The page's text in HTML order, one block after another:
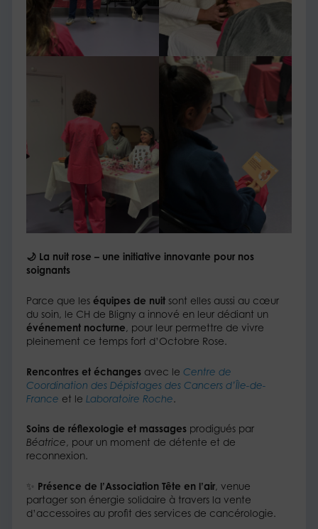
🌙 La nuit rose – une initiative innovante pour nos
soignants
Parce que leséquipes de nuit sont elles aussi au cœur
du soin, le CH de Bligny a innové en leur dédiant un
événement nocturne, pour leur permettre de vivre
pleinement ce temps fort d’Octobre Rose.
Rencontres et échanges avec leCentre de
Coordination des Dépistages des Cancers d’Île-de-
France et leLaboratoire Roche.
Soins de réflexologie et massages prodigués par
Béatrice, pour un moment de détente et de
reconnexion.
✨ Présence de l’Association Tête en l’air, venue
partager son énergie solidaire à travers la vente
d’accessoires au profit des services de cancérologie.